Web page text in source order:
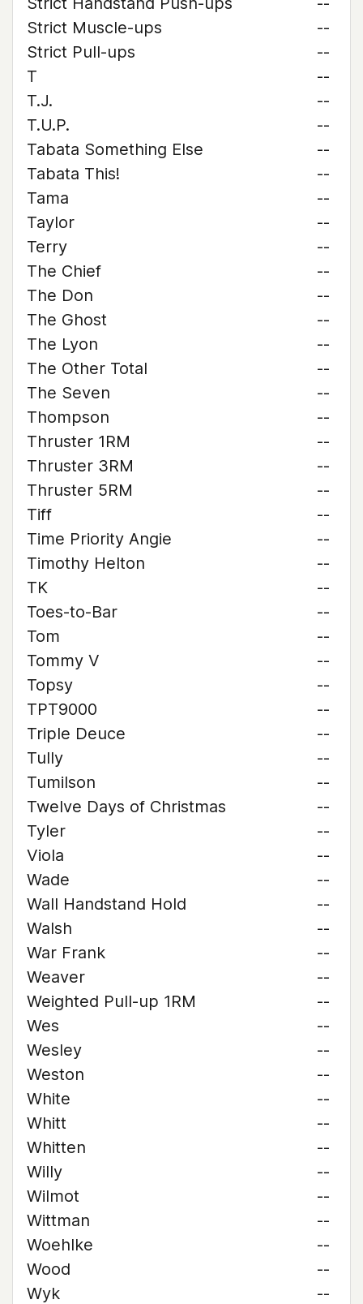
Strict Muscle-ups
--
Strict Pull-ups
--
T
--
T.J.
--
T.U.P.
--
Tabata Something Else
--
Tabata This!
--
Tama
--
Taylor
--
Terry
--
The Chief
--
The Don
--
The Ghost
--
The Lyon
--
The Other Total
--
The Seven
--
Thompson
--
Thruster 1RM
--
Thruster 3RM
--
Thruster 5RM
--
Tiff
--
Time Priority Angie
--
Timothy Helton
--
TK
--
Toes-to-Bar
--
Tom
--
Tommy V
--
Topsy
--
TPT9000
--
Triple Deuce
--
Tully
--
Tumilson
--
Twelve Days of Christmas
--
Tyler
--
Viola
--
Wade
--
Wall Handstand Hold
--
Walsh
--
War Frank
--
Weaver
--
Weighted Pull-up 1RM
--
Wes
--
Wesley
--
Weston
--
White
--
Whitt
--
Whitten
--
Willy
--
Wilmot
--
Wittman
--
Woehlke
--
Wood
--
Wyk
--